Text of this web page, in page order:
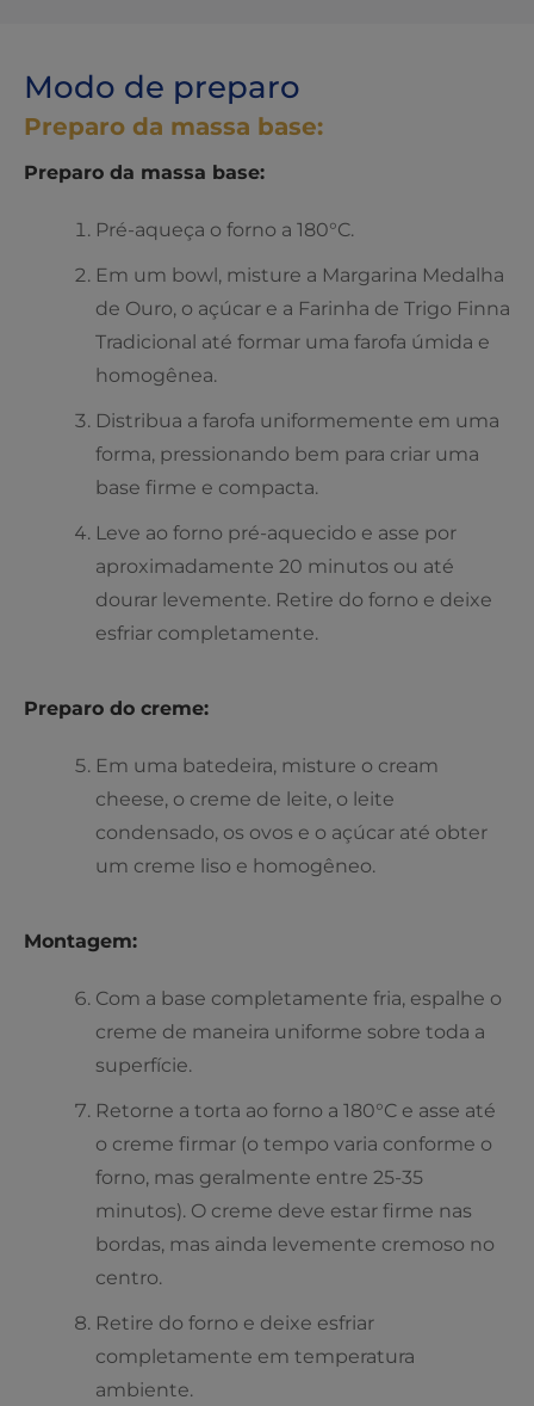
Modo de preparo
Preparo da massa base:
Preparo da massa base:
Pré-aqueça o forno a 180°C.
Em um bowl, misture a Margarina Medalha
de Ouro, o açúcar e a Farinha de Trigo Finna
Tradicional até formar uma farofa úmida e
homogênea.
Distribua a farofa uniformemente em uma
forma, pressionando bem para criar uma
base firme e compacta.
Leve ao forno pré-aquecido e asse por
aproximadamente 20 minutos ou até
dourar levemente. Retire do forno e deixe
esfriar completamente.
Preparo do creme:
Em uma batedeira, misture o cream
cheese, o creme de leite, o leite
condensado, os ovos e o açúcar até obter
um creme liso e homogêneo.
Montagem:
Com a base completamente fria, espalhe o
creme de maneira uniforme sobre toda a
superfície.
Retorne a torta ao forno a 180°C e asse até
o creme firmar (o tempo varia conforme o
forno, mas geralmente entre 25-35
minutos). O creme deve estar firme nas
bordas, mas ainda levemente cremoso no
centro.
Retire do forno e deixe esfriar
completamente em temperatura
ambiente.